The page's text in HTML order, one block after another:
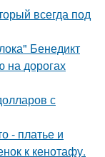
всегда под
Бенедикт
на дорогах
с
- платье и
к кенотафу.